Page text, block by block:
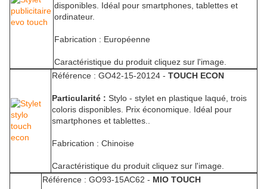
disponibles. Idéal pour smartphones, tablettes et
ordinateur.
Fabrication : Européenne
Caractéristique du produit cliquez sur l'image.
Référence : GO42-15-20124 - TOUCH ECON
Particularité : Stylo - stylet en plastique laqué, trois
coloris disponibles. Prix économique. Idéal pour
smartphones et tablettes..
Fabrication : Chinoise
Caractéristique du produit cliquez sur l'image.
Référence : GO93-15AC62 - MIO TOUCH